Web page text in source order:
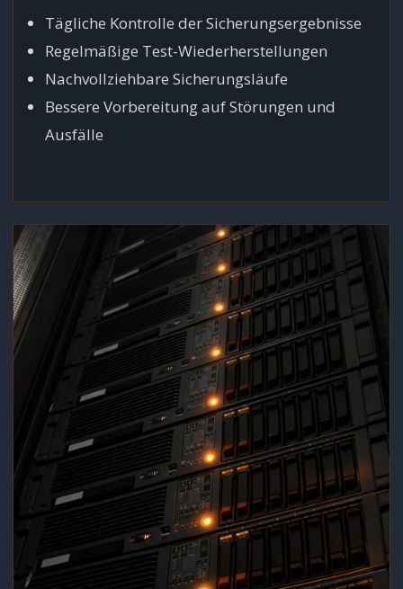
Tägliche Kontrolle der Sicherungsergebnisse
Regelmäßige Test-Wiederherstellungen
Nachvollziehbare Sicherungsläufe
Bessere Vorbereitung auf Störungen und
Ausfälle